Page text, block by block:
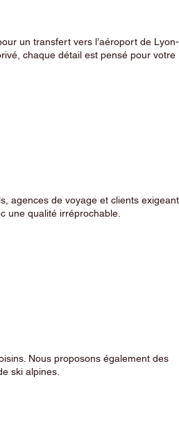
un transfert vers l’aéroport de Lyon-
chaque détail est pensé pour votre
agences de voyage et clients
une qualité irréprochable.
Nous proposons également des
ski alpines.